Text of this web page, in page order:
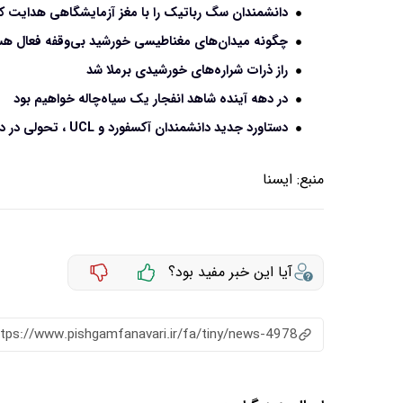
دانشمندان سگ رباتیک را با مغز آزمایشگاهی هدایت
چگونه میدان‌های مغناطیسی خورشید بی‌وقفه فعال
راز ذرات شراره‌های خورشیدی برملا شد
در دهه آینده شاهد انفجار یک سیاه‌چاله خواهیم بود
دستاورد جدید دانشمندان آکسفورد و UCL ، تحولی در درمان پارکینسون
منبع: ايسنا
آیا این خبر مفید بود؟
www.pishgamfanavari.ir/fa/tiny/news-4978